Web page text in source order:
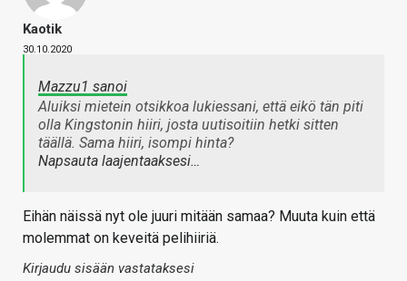
Kaotik
30.10.2020
Mazzu1 sanoi
Aluiksi mietein otsikkoa lukiessani, että eikö tän piti
olla Kingstonin hiiri, josta uutisoitiin hetki sitten
täällä. Sama hiiri, isompi hinta?
Napsauta laajentaaksesi…
Eihän näissä nyt ole juuri mitään samaa? Muuta kuin että
molemmat on keveitä pelihiiriä.
Kirjaudu sisään vastataksesi